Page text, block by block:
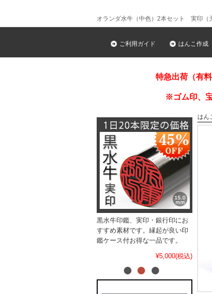
オランダ水牛（中色）2本セット 実印（
ご利用ガイド はんこ作成
特急出荷（有
※ゴム印、
黒水牛印鑑、実印・銀行印にお
すすめ素材です。縁起が良い印
鑑ケース付お得な一品です。
¥5,000(税込)
はん